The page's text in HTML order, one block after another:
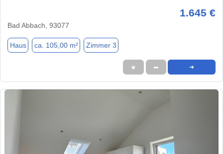
1.645 €
Bad Abbach, 93077
Haus ca. 105,00 m² Zimmer 3
★ ➦ ➜